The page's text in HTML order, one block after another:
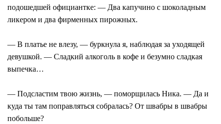
подошедшей официантке: — Два капучино с шоколадным
ликером и два фирменных пирожных.
— В платье не влезу, — буркнула я, наблюдая за уходящей
девушкой. — Сладкий алкоголь в кофе и безумно сладкая
выпечка…
— Подсластим твою жизнь, — поморщилась Ника. — Да и
куда ты там поправляться собралась? От швабры в швабры
побольше?